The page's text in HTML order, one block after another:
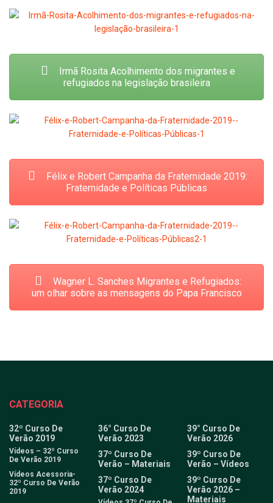
Irmã Rosita Acolhimento dos migrantes e
refugiados na legislação brasileira
Félix e Robert Campanha da Fraternidade 2019:
Fraternidade e Políticas Públicas
Wagner L. Sanches Migrantes e Refugiados:
um olhar sobre as mensagens do Papa Francisco
CATEGORIA
32º Curso De
Verão 2019
Vídeos – 32º Curso
De Verão 2019
Vídeos Acessoria-
32º Curso De Verão
2019
36° Curso De
Verão 2023
37º Curso De
Verão – Materiais
37º Curso De
Verão 2024
39° Curso De
Verão 2026
39º Curso De
Verão – Vídeos
39º Curso De
Verão 2026 –
Materiais